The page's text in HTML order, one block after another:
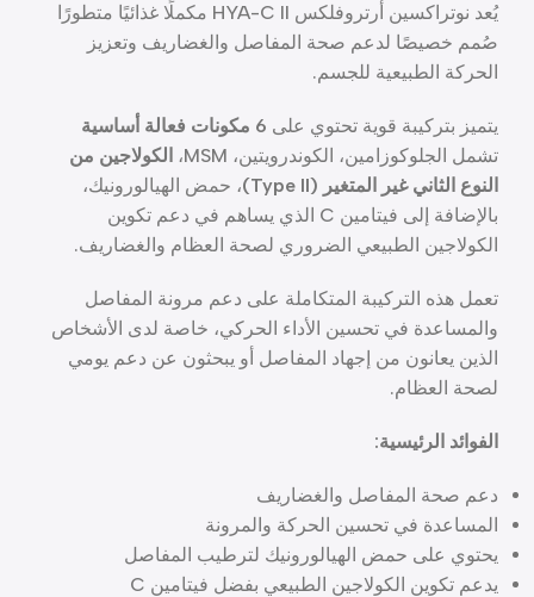
يُعد نوتراكسين أرتروفلكس HYA-C II مكملًا غذائيًا متطورًا
صُمم خصيصًا لدعم صحة المفاصل والغضاريف وتعزيز
الحركة الطبيعية للجسم.
يتميز بتركيبة قوية تحتوي على 6 مكونات فعالة أساسية
تشمل الجلوكوزامين، الكوندرويتين، MSM،
الكولاجين من
النوع الثاني غير المتغير (Type II)
، حمض الهيالورونيك،
بالإضافة إلى فيتامين C الذي يساهم في دعم تكوين
الكولاجين الطبيعي الضروري لصحة العظام والغضاريف.
تعمل هذه التركيبة المتكاملة على دعم مرونة المفاصل
والمساعدة في تحسين الأداء الحركي، خاصة لدى الأشخاص
الذين يعانون من إجهاد المفاصل أو يبحثون عن دعم يومي
لصحة العظام.
الفوائد الرئيسية:
دعم صحة المفاصل والغضاريف
المساعدة في تحسين الحركة والمرونة
يحتوي على حمض الهيالورونيك لترطيب المفاصل
يدعم تكوين الكولاجين الطبيعي بفضل فيتامين C